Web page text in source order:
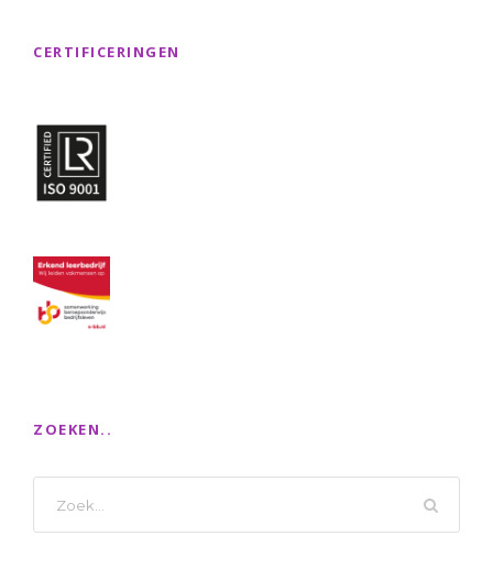
CERTIFICERINGEN
ZOEKEN..